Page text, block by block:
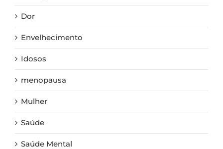
Dor
Envelhecimento
Idosos
menopausa
Mulher
Saúde
Saúde Mental